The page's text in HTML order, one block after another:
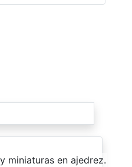
miniaturas en ajedrez.